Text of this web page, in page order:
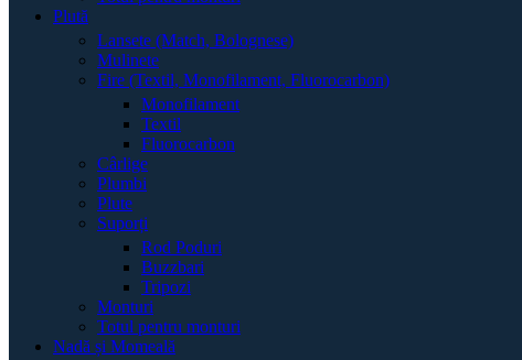
Plută
Lansete (Match, Bolognese)
Mulinete
Fire (Textil, Monofilament, Fluorocarbon)
Monofilament
Textil
Fluorocarbon
Cârlige
Plumbi
Plute
Suporți
Rod Poduri
Buzzbari
Tripozi
Monturi
Totul pentru monturi
Nadă și Momeală